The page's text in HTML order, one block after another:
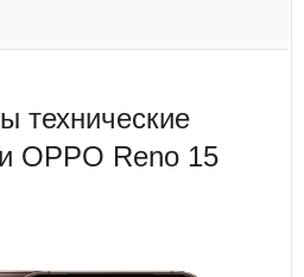
технические
OPPO Reno 15